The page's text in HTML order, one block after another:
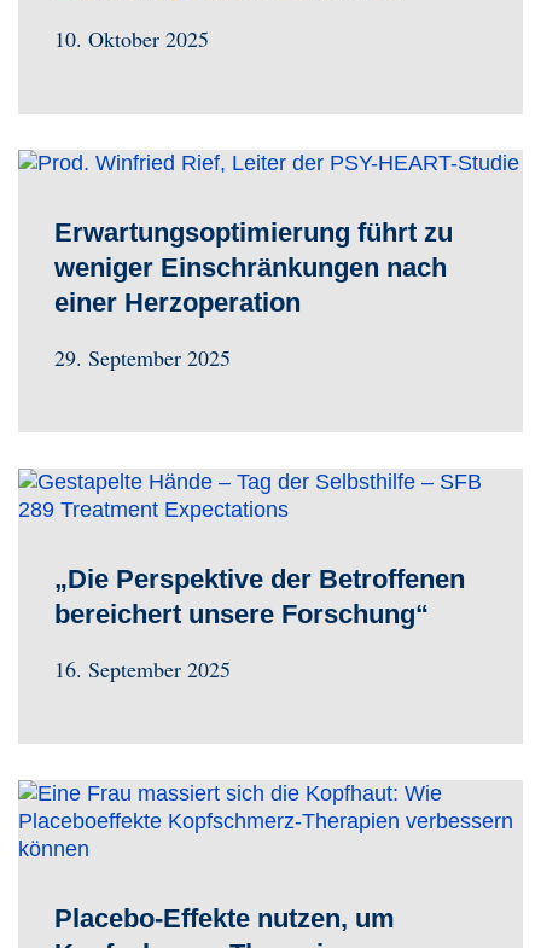
10. Oktober 2025
Erwartungsoptimierung führt zu
weniger Einschränkungen nach
einer Herzoperation
29. September 2025
„Die Perspektive der Betroffenen
bereichert unsere Forschung“
16. September 2025
Placebo-Effekte nutzen, um